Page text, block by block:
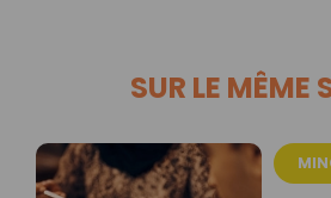
SUR LE MÊME